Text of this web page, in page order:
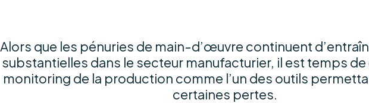
Alors que les pénuries de main-d’œuvre continuent
substantielles dans le secteur manufacturier, il est temps
monitoring de la production comme l’un des outils
certaines pertes.